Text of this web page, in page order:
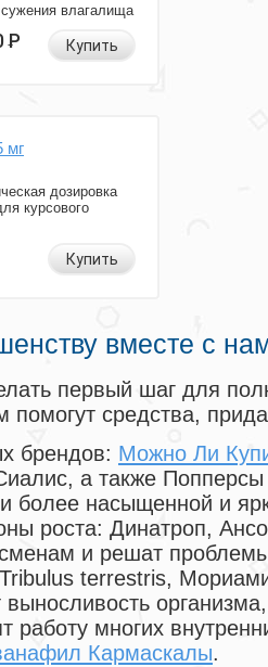
влагалища
Р Купить
мг
дозировка
курсового
Купить
вместе с
первый шаг для
помогут средства,
брендов: Можно Ли
а также
более насыщенной и
роста: Динатроп,
и решат
Tribulus terrestris,
работу многих
Кармаскалы.